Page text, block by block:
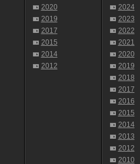
2020
2019
2017
2015
2014
2012
2024
2023
2022
2021
2020
2019
2018
2017
2016
2015
2014
2013
2012
2010